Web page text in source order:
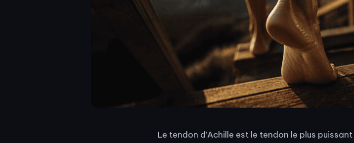
Le tendon d’Achille est le tendon le plus